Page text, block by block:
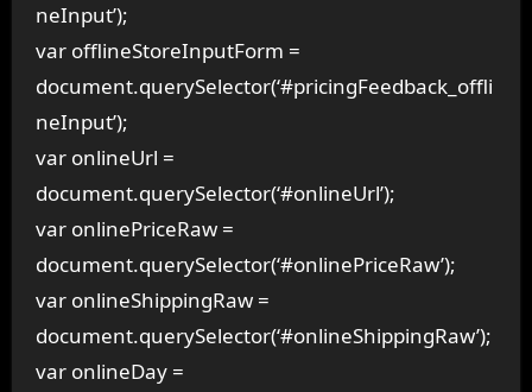
neInput’);
var offlineStoreInputForm =
document.querySelector(‘#pricingFeedback_offli
neInput’);
var onlineUrl =
document.querySelector(‘#onlineUrl’);
var onlinePriceRaw =
document.querySelector(‘#onlinePriceRaw’);
var onlineShippingRaw =
document.querySelector(‘#onlineShippingRaw’);
var onlineDay =